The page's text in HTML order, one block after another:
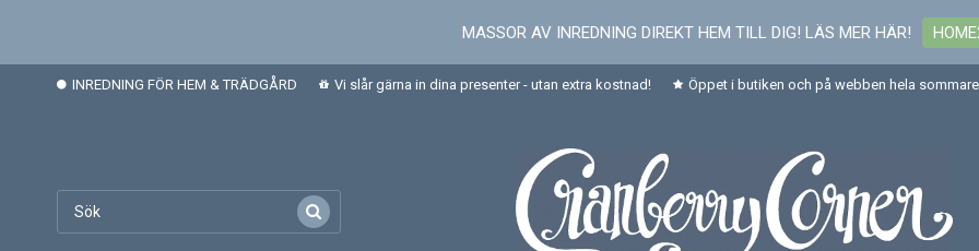
MASSOR AV INREDNING DIREKT HEM TILL DIG! LÄS MER HÄR!
INREDNING FÖR HEM & TRÄDGÅRD Vi slår gärna in dina presenter - utan extra kostnad! Öppet i butiken och på webben hela